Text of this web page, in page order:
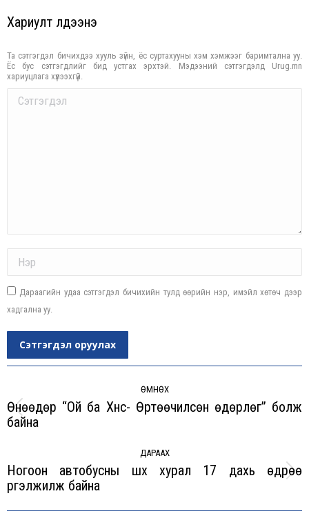
Хариулт үлдээнэ үү
Та сэтгэгдэл бичихдээ хууль зүйн, ёс суртахууны хэм хэмжээг баримтална уу.
Ёс бус сэтгэгдлийг бид устгах эрхтэй. Мэдээний сэтгэгдэлд Urug.mn
хариуцлага хүлээхгүй.
Comment
Дараагийн удаа сэтгэгдэл бичихийн тулд өөрийн нэр, имэйл хөтөч дээр
хадгална уу.
Сэтгэгдэл оруулах
ӨМНӨХ
Previous
Өнөөдөр “Ой ба Хүнс- Өртөөчилсөн өдөрлөг” болж
байна
ДАРААХ
Next
Ногоон автобусны шүүх хурал 17 дахь өдрөө
үргэлжилж байна